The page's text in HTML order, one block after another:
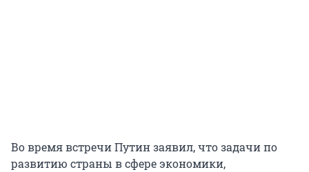
Во время встречи Путин заявил, что задачи по
развитию страны в сфере экономики,